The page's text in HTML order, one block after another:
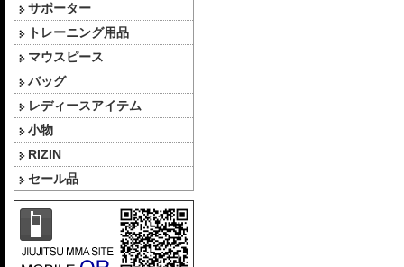
サポーター
トレーニング用品
マウスピース
バッグ
レディースアイテム
小物
RIZIN
セール品